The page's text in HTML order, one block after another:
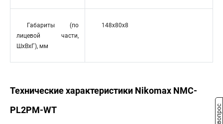
Габариты (по
лицевой части,
ШxВxГ), мм
148x80x8
Технические характеристики Nikomax NMC-
PL2PM-WT